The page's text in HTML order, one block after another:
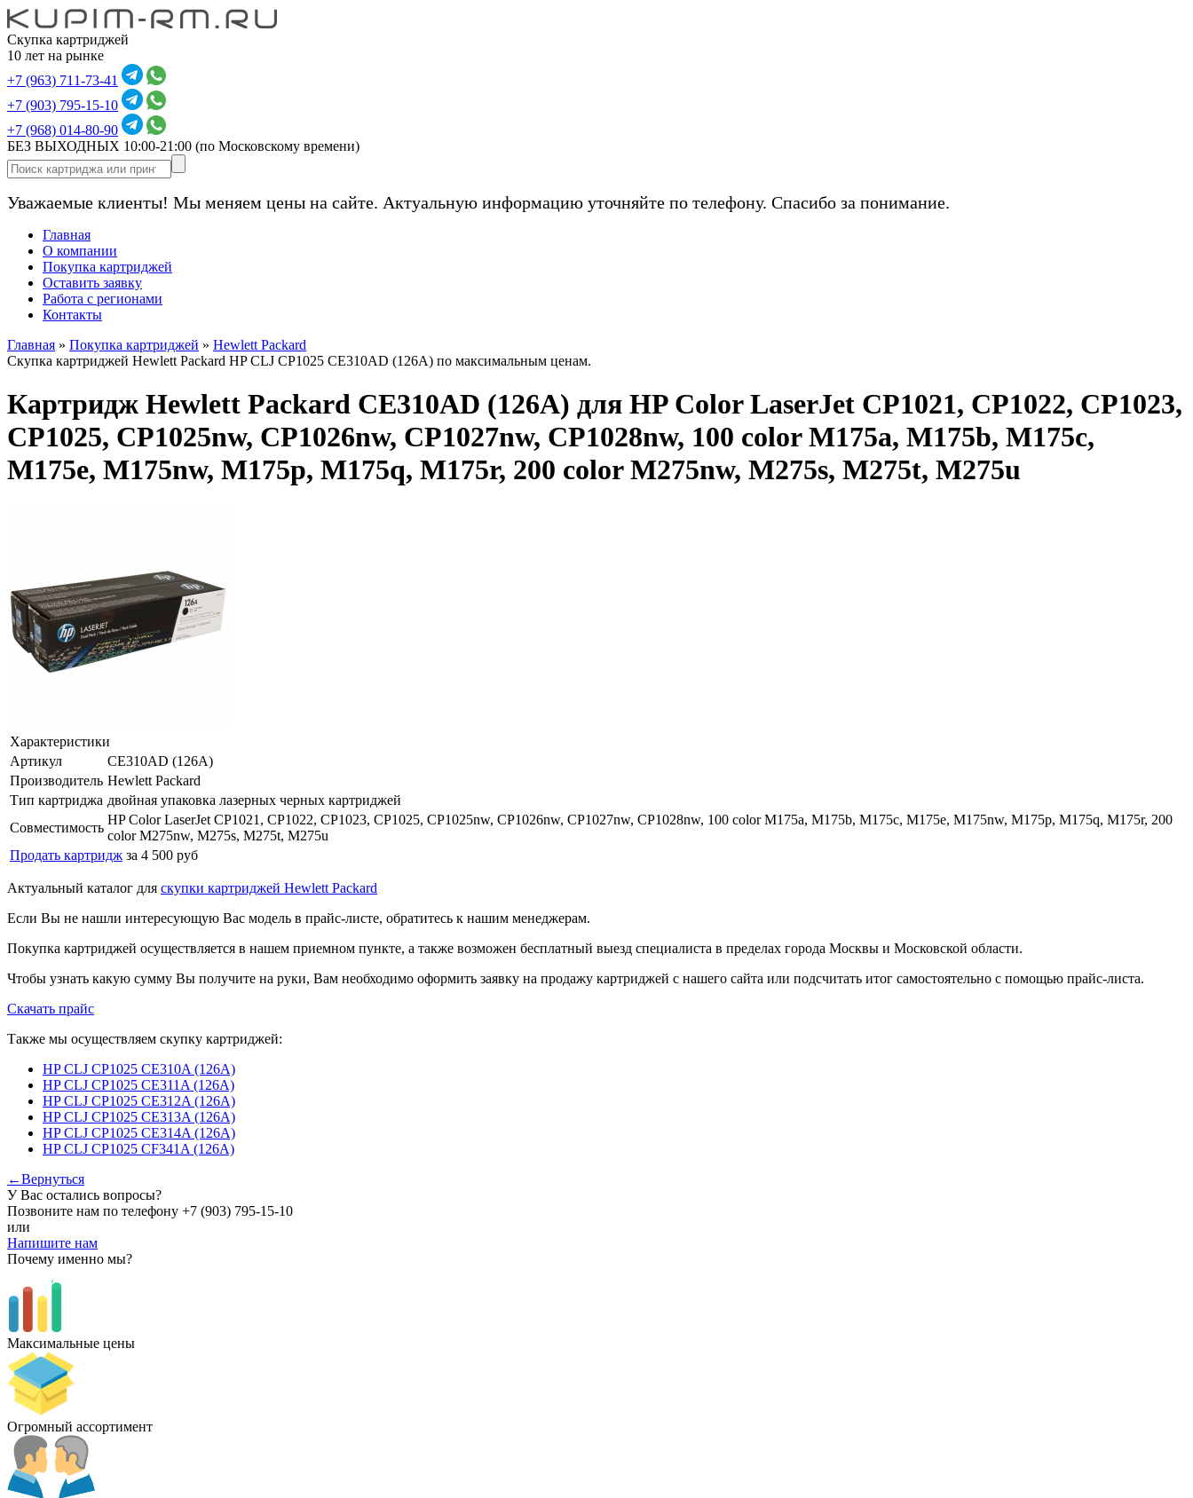
Скупка картриджей
10 лет на рынке
+7 (963) 711-73-41
+7 (903) 795-15-10
+7 (968) 014-80-90
БЕЗ ВЫХОДНЫХ 10:00-21:00 (по Московскому времени)
Уважаемые клиенты! Мы меняем цены на сайте. Актуальную информацию уточняйте по телефону. Спасибо за понимание.
Главная
О компании
Покупка картриджей
Оставить заявку
Работа с регионами
Контакты
Главная » Покупка картриджей » Hewlett Packard
Скупка картриджей Hewlett Packard HP CLJ CP1025 CE310AD (126A) по максимальным ценам.
Картридж Hewlett Packard CE310AD (126A) для HP Color LaserJet CP1021, CP1022, CP1023,
CP1025, CP1025nw, CP1026nw, CP1027nw, CP1028nw, 100 color M175a, M175b, M175c,
M175e, M175nw, M175p, M175q, M175r, 200 color M275nw, M275s, M275t, M275u
Характеристики
Артикул
CE310AD (126A)
Производитель Hewlett Packard
Тип картриджа двойная упаковка лазерных черных картриджей
Совместимость
HP Color LaserJet CP1021, CP1022, CP1023, CP1025, CP1025nw, CP1026nw, CP1027nw, CP1028nw, 100 color M175a, M175b, M175c, M175e, M175nw, M175p, M175q, M175r, 200
color M275nw, M275s, M275t, M275u
Продать картридж за 4 500 руб
Актуальный каталог для скупки картриджей Hewlett Packard
Если Вы не нашли интересующую Вас модель в прайс-листе, обратитесь к нашим менеджерам.
Покупка картриджей осуществляется в нашем приемном пункте, а также возможен бесплатный выезд специалиста в пределах города Москвы и Московской области.
Чтобы узнать какую сумму Вы получите на руки, Вам необходимо оформить заявку на продажу картриджей с нашего сайта или подсчитать итог самостоятельно с помощью прайс-листа.
Скачать прайс
Также мы осуществляем скупку картриджей:
HP CLJ CP1025 CE310A (126A)
HP CLJ CP1025 CE311A (126A)
HP CLJ CP1025 CE312A (126A)
HP CLJ CP1025 CE313A (126A)
HP CLJ CP1025 CE314A (126A)
HP CLJ CP1025 CF341A (126A)
←Вернуться
У Вас остались вопросы?
Позвоните нам по телефону +7 (903) 795-15-10
или
Напишите нам
Почему именно мы?
Максимальные цены
Огромный ассортимент